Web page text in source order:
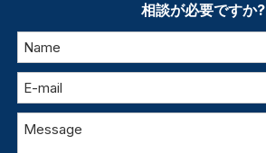
相談が必要ですか?